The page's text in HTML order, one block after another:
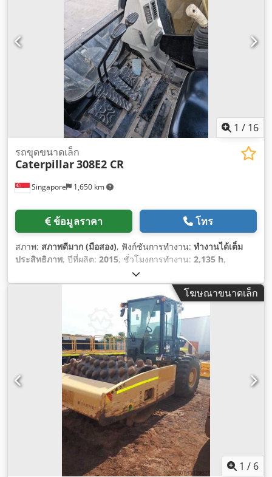
1 / 16
Singapore 1,650 km
รถขุดขนาดเล็ก
Caterpillar308E2 CR
ข้อมูลราคา โทร
สภาพ: สภาพดีมาก (มือสอง), ฟังก์ชันการทำงาน: ทำงานได้เต็ม
ประสิทธิภาพ, ปีที่ผลิต: 2015, ชั่วโมงการทำงาน: 2,135 h,
หมายเลขเครื่องจักร/ยานพาหนะ:CAT0308EPMY201796
โฆษณาขนาดเล็ก
1 / 6